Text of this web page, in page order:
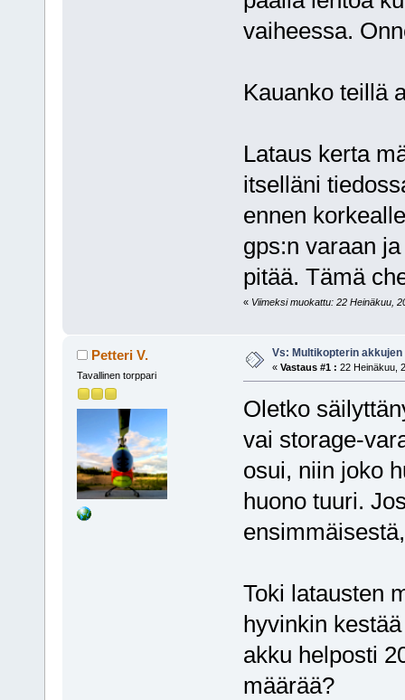
vaiheessa.
Kauanko teillä
Lataus kerta
itselläni
ennen
gps:n varaan
pitää. Tämä
« Viimeksi muokattu: 22 Heinäkuu,
Petteri V.
Tavallinen torppari
Vs: Multikopterin
« Vastaus #1 : 22 Heinäkuu,
Oletko
vai storage-
osui, niin joko
huono tuuri.
Toki latausten
hyvinkin
akku helposti
määrää?